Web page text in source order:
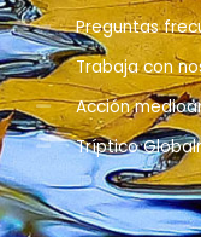
Preguntas
Trabaja con
Acción
Tríptico